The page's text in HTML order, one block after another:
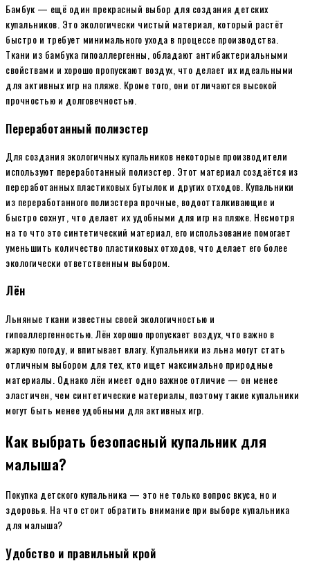
Бамбук — ещё один прекрасный выбор для создания детских
купальников. Это экологически чистый материал, который растёт
быстро и требует минимального ухода в процессе производства.
Ткани из бамбука гипоаллергенны, обладают антибактериальными
свойствами и хорошо пропускают воздух, что делает их идеальными
для активных игр на пляже. Кроме того, они отличаются высокой
прочностью и долговечностью.
Переработанный полиэстер
Для создания экологичных купальников некоторые производители
используют переработанный полиэстер. Этот материал создаётся из
переработанных пластиковых бутылок и других отходов. Купальники
из переработанного полиэстера прочные, водоотталкивающие и
быстро сохнут, что делает их удобными для игр на пляже. Несмотря
на то что это синтетический материал, его использование помогает
уменьшить количество пластиковых отходов, что делает его более
экологически ответственным выбором.
Лён
Льняные ткани известны своей экологичностью и
гипоаллергенностью. Лён хорошо пропускает воздух, что важно в
жаркую погоду, и впитывает влагу. Купальники из льна могут стать
отличным выбором для тех, кто ищет максимально природные
материалы. Однако лён имеет одно важное отличие — он менее
эластичен, чем синтетические материалы, поэтому такие купальники
могут быть менее удобными для активных игр.
Как выбрать безопасный купальник для
малыша?
Покупка детского купальника — это не только вопрос вкуса, но и
здоровья. На что стоит обратить внимание при выборе купальника
для малыша?
Удобство и правильный крой